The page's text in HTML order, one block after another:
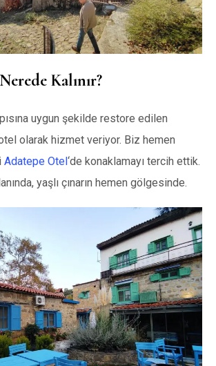
Kalınır?
uygun şekilde restore edilen
olarak hizmet veriyor. Biz hemen
Adatepe Otel‘de konaklamayı tercih ettik.
yaşlı çınarın hemen gölgesinde.